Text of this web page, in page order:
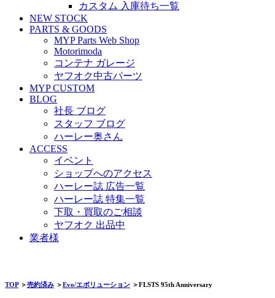
カスタム 入庫待ち一覧
NEW STOCK
PARTS & GOODS
MYP Parts Web Shop
Motorimoda
コンテナ ガレージ
ヤフオク中古パーツ
MYP CUSTOM
BLOG
社長 ブログ
スタッフ ブログ
ハーレー奥さん
ACCESS
イベント
ショップへのアクセス
ハーレー誌 広告一覧
ハーレー誌 特集一覧
下取・買取のご相談
ヤフオク 出品中
業者様
TOP＞売約済み ＞Evo/エボリューション ＞FLSTS 95th Anniversary